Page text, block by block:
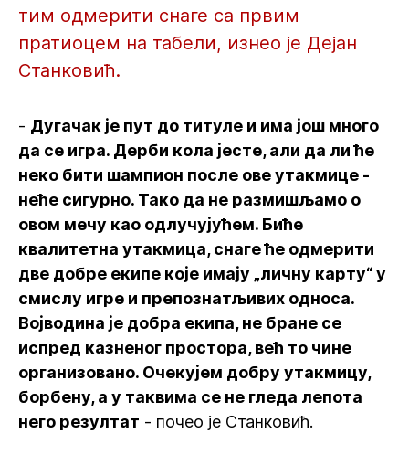
тим одмерити снаге са првим
пратиоцем на табели, изнео је Дејан
Станковић.
- Дугачак је пут до титуле и има још много
да се игра. Дерби кола јесте, али да ли ће
неко бити шампион после ове утакмице -
неће сигурно. Тако да не размишљамо о
овом мечу као одлучујућем. Биће
квалитетна утакмица, снаге ће одмерити
две добре екипе које имају „личну карту“ у
смислу игре и препознатљивих односа.
Војводина је добра екипа, не бране се
испред казненог простора, већ то чине
организовано. Очекујем добру утакмицу,
борбену, а у таквима се не гледа лепота
него резултат - почео је Станковић.